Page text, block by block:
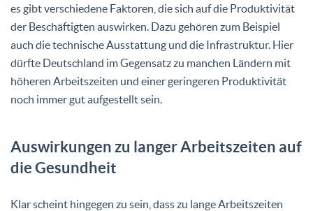
es gibt verschiedene Faktoren, die sich auf die Produktivität
der Beschäftigten auswirken. Dazu gehören zum Beispiel
auch die technische Ausstattung und die Infrastruktur. Hier
dürfte Deutschland im Gegensatz zu manchen Ländern mit
höheren Arbeitszeiten und einer geringeren Produktivität
noch immer gut aufgestellt sein.
Auswirkungen zu langer Arbeitszeiten auf
die Gesundheit
Klar scheint hingegen zu sein, dass zu lange Arbeitszeiten